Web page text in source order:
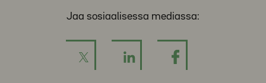
Jaa sosiaalisessa mediassa: